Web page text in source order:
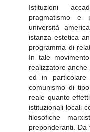
Istituzioni
pragmatismo e
università
istanza estetica
programma di
In tale
realizzatore anche
ed in particolare
comunismo di
reale quanto
istituzionali locali
filosofiche
preponderanti.